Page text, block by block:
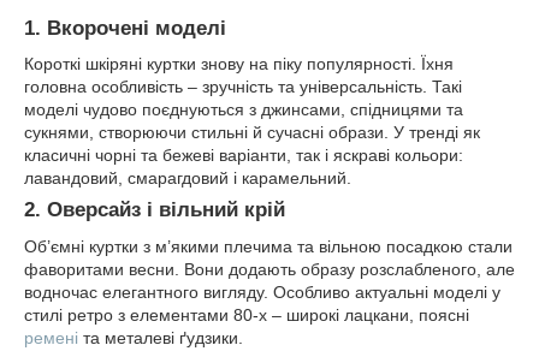
1. Вкорочені моделі
Короткі шкіряні куртки знову на піку популярності. Їхня
головна особливість – зручність та універсальність. Такі
моделі чудово поєднуються з джинсами, спідницями та
сукнями, створюючи стильні й сучасні образи. У тренді як
класичні чорні та бежеві варіанти, так і яскраві кольори:
лавандовий, смарагдовий і карамельний.
2. Оверсайз і вільний крій
Об’ємні куртки з м’якими плечима та вільною посадкою стали
фаворитами весни. Вони додають образу розслабленого, але
водночас елегантного вигляду. Особливо актуальні моделі у
стилі ретро з елементами 80-х – широкі лацкани, поясні
ремені та металеві ґудзики.